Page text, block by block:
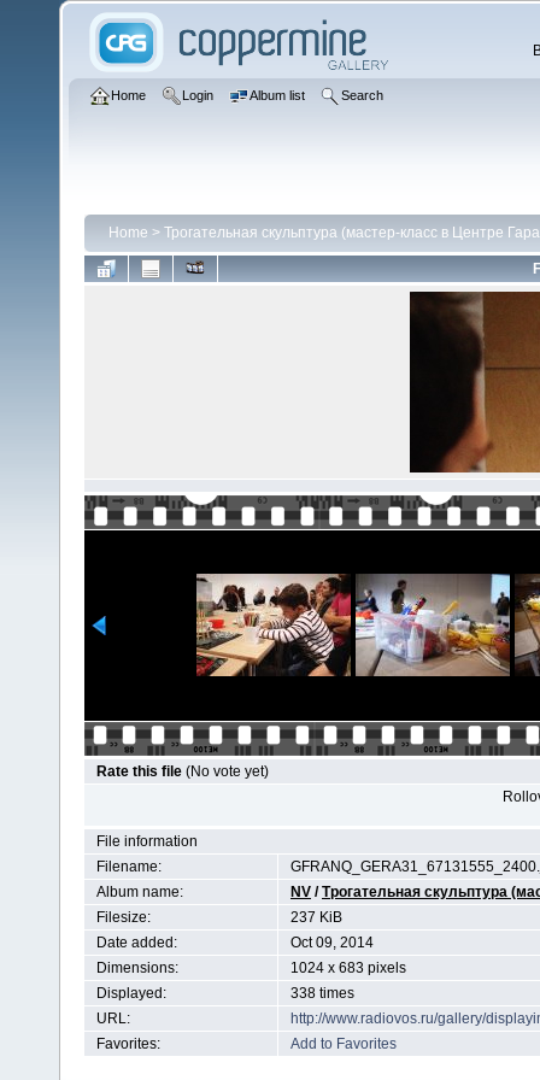
Home Login Album list Search
Home > Трогательная скульптура (мастер-класс в Центре
Rate this file (No vote yet)
File information
Filename:
Album name:
NV /Трогательная скульптура
Filesize:
237 KiB
Date added:
Oct 09, 2014
Dimensions:
1024 x 683 pixels
Displayed:
338 times
URL:
http://www.radiovos.ru/gallery/
Favorites:
Add to Favorites